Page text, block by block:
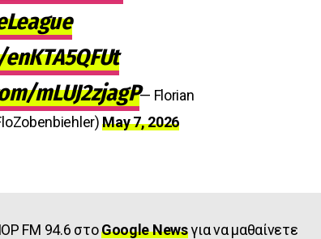
mLUJ2zjagP— Florian
May 7, 2026
FM 94.6 στοGoogle Newsγια να μαθαίνετε